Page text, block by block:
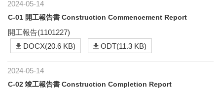
2024-05-14
C-01 開工報告書 Construction Commencement Report
開工報告(1101227)
DOCX(20.6 KB)
ODT(11.3 KB)
2024-05-14
C-02 竣工報告書 Construction Completion Report